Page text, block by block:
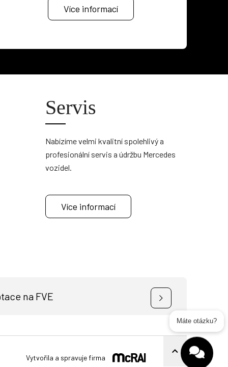
Více informací
Servis
Nabízíme velmi kvalitní spolehlivý a
profesionální servis a údržbu Mercedes
vozidel.
Více informací
na FVE
Vytvořila a spravuje firma
Máte otázku?
Nákladní vozy
Poslat
Powered by chaterimo